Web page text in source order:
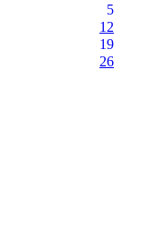
5
12
19
26